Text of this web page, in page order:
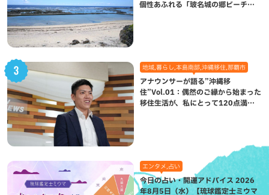
個性あふれる「玻名城の郷ビーチ」
地域,暮らし,本島南部,沖縄移住,那覇市
アナウンサーが語る”沖縄移
住”Vol.01：偶然のご縁から始まった
移住生活が、私にとって120点満点
エンタメ,占い
今日の占い・開運アドバイス 2026
年8月5日（水）【琉球鑑定士ミウマ